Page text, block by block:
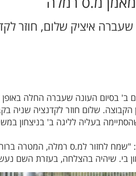
איציק שלום, חוזר
ב' בסיום העונה שעברה החלה
שלום חוזר לקדנציה שניה
בעליה לליגה ב' בניצחון
"שמח לחזור למ.ס רמלה, המטרה
בי. שיהיה בהצלחה, בעזרת השם